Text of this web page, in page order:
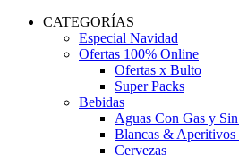
CATEGORÍAS
Especial Navidad
Ofertas 100% Online
Ofertas x Bulto
Super Packs
Bebidas
Aguas Con Gas y
Blancas &
Cervezas